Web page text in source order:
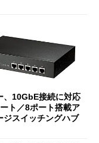
、10GbE接続に対応
ト／8ポート搭載ア
ジスイッチングハブ